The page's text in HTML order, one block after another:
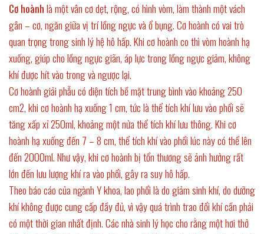
Cơ hoànhlà một vân cơ dẹt, rộng, có hình vòm, làm thành một vách
gân – cơ, ngăn giữa vị trí lồng ngực và ổ bụng. Cơ hoành có vai trò
quan trọng trong sinh lý hệ hô hấp. Khi cơ hoành co thì vòm hoành hạ
xuống, giúp cho lồng ngực giãn, áp lực trong lồng ngực giảm, không
khí được hít vào trong và ngược lại.
Cơ hoành giải phẫu có diện tích bề mặt trung bình vào khoảng 250
cm2, khi cơ hoành hạ xuống 1 cm, tức là thể tích khí lưu vào phổi sẽ
tăng xấp xỉ 250ml, khoảng một nửa thể tích khí lưu thông. Khi cơ
hoành hạ xuống đến 7 – 8 cm, thể tích khí vào phổi lúc này có thể lên
đến 2000ml. Như vậy, khi cơ hoành bị tổn thương sẽ ảnh hưởng rất
lớn đến lưu lượng khí ra vào phổi, gây ra suy hô hấp.
Theo báo cáo của ngành Y khoa, lao phổi là do giảm sinh khí, do dưỡng
khí không được cung cấp đầy đủ, vì vậy quá trình trao đổi khí cần phải
có một thời gian nhất định. Các nhà sinh lý học cho rằng một hơi thở